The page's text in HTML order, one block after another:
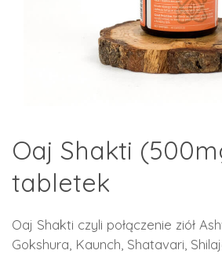
Oaj Shakti
tabletek
Oaj Shakti czyli połączenie ziół
Gokshura, Kaunch, Shatavari,